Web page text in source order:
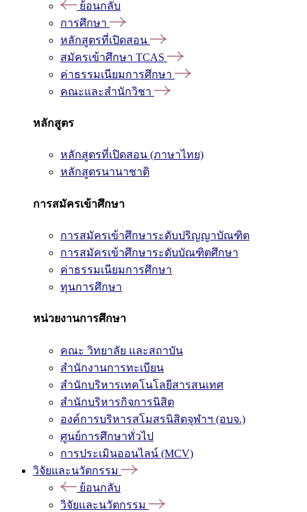
ย้อนกลับ
การศึกษา
หลักสูตรที่เปิดสอน
สมัครเข้าศึกษา TCAS
ค่าธรรมเนียมการศึกษา
คณะและสำนักวิชา
หลักสูตร
หลักสูตรที่เปิดสอน (ภาษาไทย)
หลักสูตรนานาชาติ
การสมัครเข้าศึกษา
การสมัครเข้าศึกษาระดับปริญญาบัณฑิต
การสมัครเข้าศึกษาระดับบัณฑิตศึกษา
ค่าธรรมเนียมการศึกษา
ทุนการศึกษา
หน่วยงานการศึกษา
คณะ วิทยาลัย และสถาบัน
สำนักงานการทะเบียน
สำนักบริหารเทคโนโลยีสารสนเทศ
สำนักบริหารกิจการนิสิต
องค์การบริหารสโมสรนิสิตจุฬาฯ (อบจ.)
ศูนย์การศึกษาทั่วไป
การประเมินออนไลน์ (MCV)
วิจัยและนวัตกรรม
ย้อนกลับ
วิจัยและนวัตกรรม